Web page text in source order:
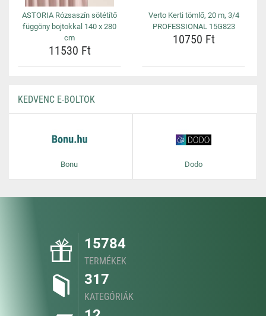
ASTORIA Rózsaszín sötétítő
függöny bojtokkal 140 x 280
cm
11530 Ft
Verto Kerti tömlő, 20 m, 3/4
PROFESSIONAL 15G823
10750 Ft
KEDVENC E-BOLTOK
Bonu Dodo
15784
TERMÉKEK
317
KATEGÓRIÁK